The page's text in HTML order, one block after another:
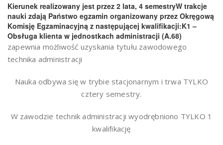
Kierunek realizowany jest przez 2 lata, 4 semestryW trakcje
nauki zdają Państwo egzamin organizowany przez Okręgową
Komisję Egzaminacyjną z następującej kwalifikacji:K1 –
Obsługa klienta w jednostkach administracji (A.68)
zapewnia możliwość uzyskania tytułu zawodowego
technika administracji
Nauka odbywa się w trybie stacjonarnym i trwa TYLKO
cztery semestry.
W zawodzie technik administracji wyodrębniono TYLKO 1
kwalifikację